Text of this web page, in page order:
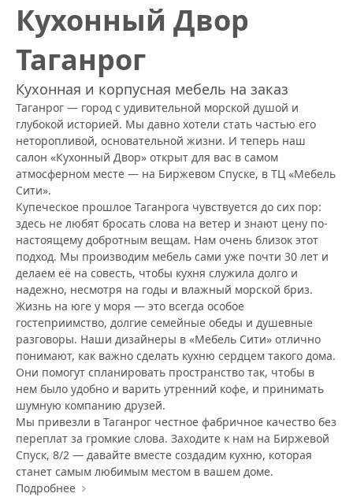
Кухонный Двор
Таганрог
Кухонная и корпусная мебель на заказ
Таганрог — город с удивительной морской душой и
глубокой историей. Мы давно хотели стать частью его
неторопливой, основательной жизни. И теперь наш
салон «Кухонный Двор» открыт для вас в самом
атмосферном месте — на Биржевом Спуске, в ТЦ «Мебель
Сити».
Купеческое прошлое Таганрога чувствуется до сих пор:
здесь не любят бросать слова на ветер и знают цену по-
настоящему добротным вещам. Нам очень близок этот
подход. Мы производим мебель сами уже почти 30 лет и
делаем её на совесть, чтобы кухня служила долго и
надежно, несмотря на годы и влажный морской бриз.
Жизнь на юге у моря — это всегда особое
гостеприимство, долгие семейные обеды и душевные
разговоры. Наши дизайнеры в «Мебель Сити» отлично
понимают, как важно сделать кухню сердцем такого дома.
Они помогут спланировать пространство так, чтобы в
нем было удобно и варить утренний кофе, и принимать
шумную компанию друзей.
Мы привезли в Таганрог честное фабричное качество без
переплат за громкие слова. Заходите к нам на Биржевой
Спуск, 8/2 — давайте вместе создадим кухню, которая
станет самым любимым местом в вашем доме.
Подробнее